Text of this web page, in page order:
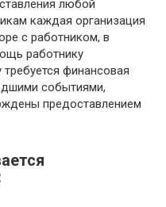
любой
каждая организация
с работником, в
работнику
финансовая
событиями,
предоставлением